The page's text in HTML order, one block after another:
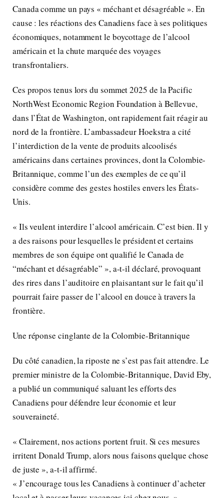
Canada comme un pays « méchant et désagréable ». En
cause : les réactions des Canadiens face à ses politiques
économiques, notamment le boycottage de l’alcool
américain et la chute marquée des voyages
transfrontaliers.
Ces propos tenus lors du sommet 2025 de la Pacific
NorthWest Economic Region Foundation à Bellevue,
dans l’État de Washington, ont rapidement fait réagir au
nord de la frontière. L’ambassadeur Hoekstra a cité
l’interdiction de la vente de produits alcoolisés
américains dans certaines provinces, dont la Colombie-
Britannique, comme l’un des exemples de ce qu’il
considère comme des gestes hostiles envers les États-
Unis.
« Ils veulent interdire l’alcool américain. C’est bien. Il y
a des raisons pour lesquelles le président et certains
membres de son équipe ont qualifié le Canada de
“méchant et désagréable” », a-t-il déclaré, provoquant
des rires dans l’auditoire en plaisantant sur le fait qu’il
pourrait faire passer de l’alcool en douce à travers la
frontière.
Une réponse cinglante de la Colombie-Britannique
Du côté canadien, la riposte ne s’est pas fait attendre. Le
premier ministre de la Colombie-Britannique, David Eby,
a publié un communiqué saluant les efforts des
Canadiens pour défendre leur économie et leur
souveraineté.
« Clairement, nos actions portent fruit. Si ces mesures
irritent Donald Trump, alors nous faisons quelque chose
de juste », a-t-il affirmé.
« J’encourage tous les Canadiens à continuer d’acheter